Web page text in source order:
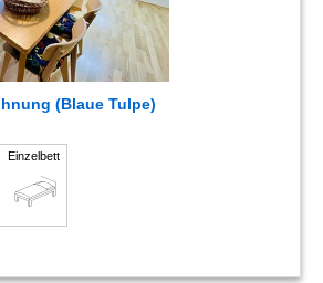
(Blaue Tulpe)
Einzelbett